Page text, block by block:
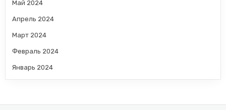
Май 2024
Апрель 2024
Март 2024
Февраль 2024
Январь 2024